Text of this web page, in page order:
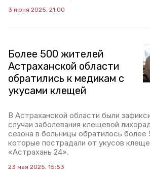
3 июня 2025, 21:00
Более 500 жителей
Астраханской области
обратились к медикам с
укусами клещей
В Астраханской области были
случаи заболевания клещевой
сезона в больницы обратилось более
которые пострадали от укусов
«Астрахань 24».
23 мая 2025, 15:53